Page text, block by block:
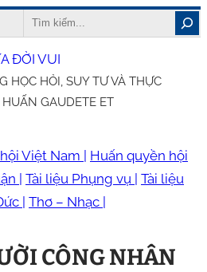
Search
ĐỜI VUI
HỌC HỎI, SUY TƯ VÀ THỰC
GAUDETE ET
Việt Nam | Huấn quyền hội
| Tài liệu Phụng vụ | Tài liệu
| Thơ – Nhạc |
CÔNG NHÂN